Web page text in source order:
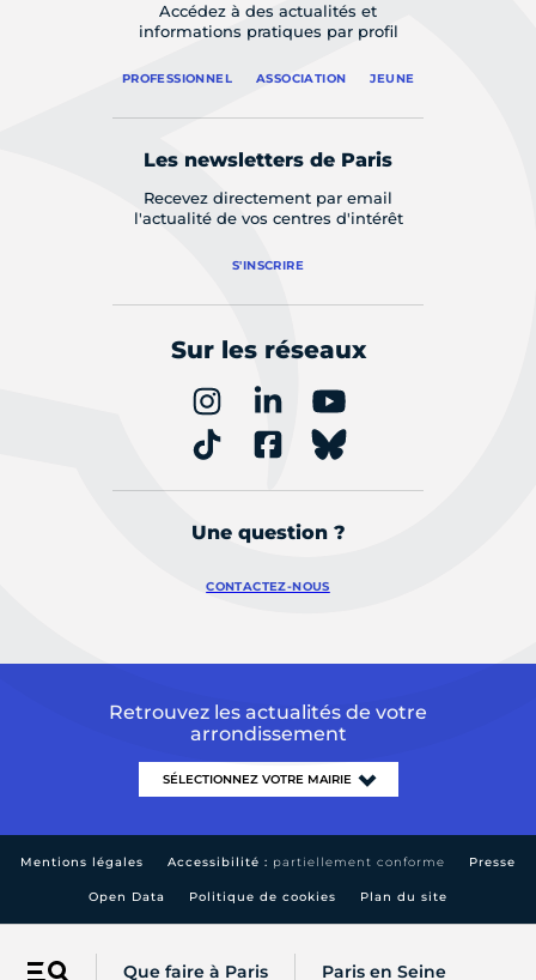
Que faire à Paris Paris en Seine
Accédez à des actualités et
informations pratiques par profil
PROFESSIONNEL ASSOCIATION JEUNE
Les newsletters de Paris
Recevez directement par email
l'actualité de vos centres d'intérêt
S'INSCRIRE
Sur les réseaux
Une question ?
CONTACTEZ-NOUS
Retrouvez les actualités de votre
arrondissement
Mentions légales Accessibilité : partiellement conforme Presse
Open Data Politique de cookies Plan du site